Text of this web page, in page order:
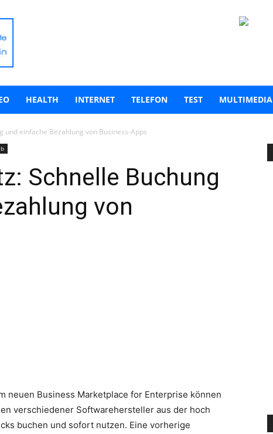
HEALTH INTERNET TELEFON TEST MULTIMEDIA
und einfache Bezahlung von Business-Apps
Schnelle Buchung
von
neuen Business Marketplace for Enterprise können
verschiedener Softwarehersteller aus der hoch
buchen und sofort nutzen. Eine vorherige